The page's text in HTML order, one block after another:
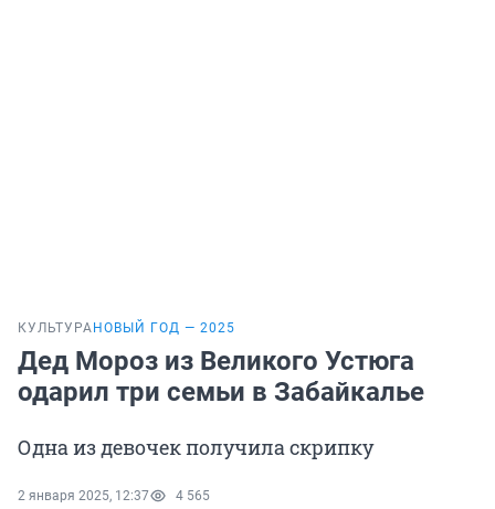
КУЛЬТУРА НОВЫЙ ГОД — 2025
Дед Мороз из Великого Устюга
одарил три семьи в Забайкалье
Одна из девочек получила скрипку
2 января 2025, 12:37 4 565